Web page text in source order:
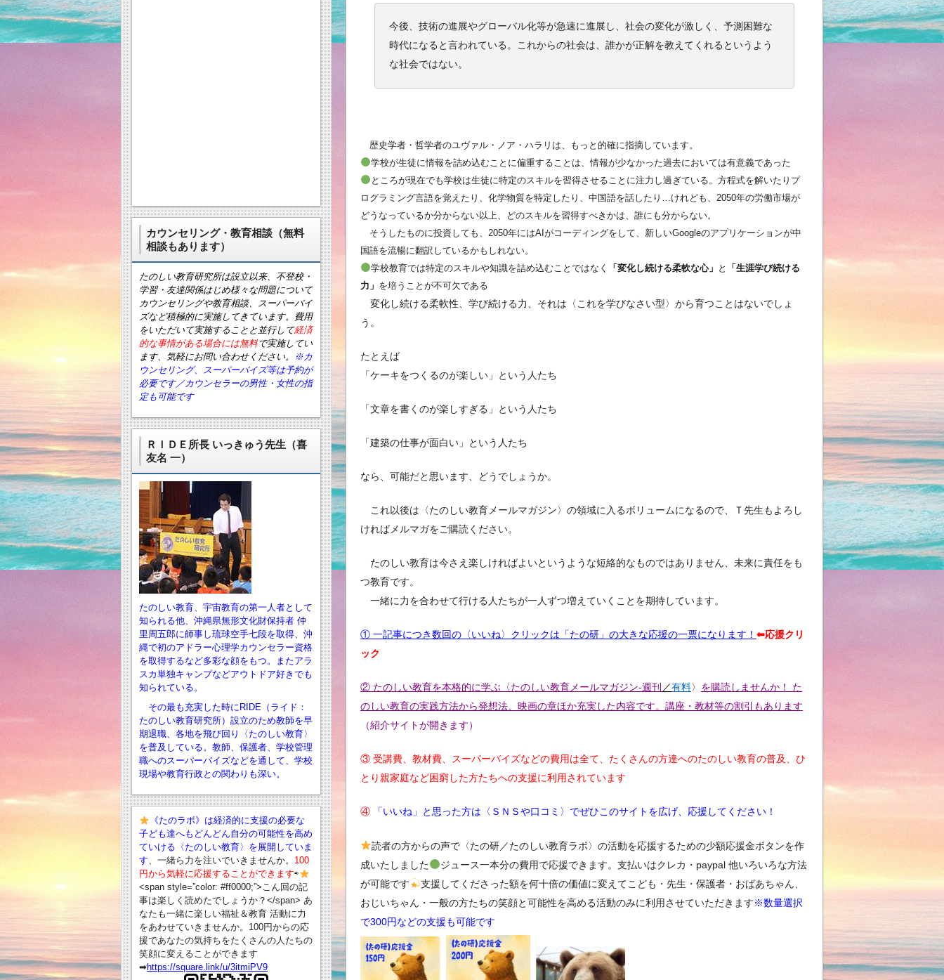
今後、技術の進展やグローバル化等が急速に進展し、社会の変化が激しく、予測困難な
時代になると言われている。これからの社会は、誰かが正解を教えてくれるというよう
な社会ではない。
歴史学者・哲学者のユヴァル・ノア・ハラリは、もっと的確に指摘しています。
学校が生徒に情報を詰め込むことに偏重することは、情報が少なかった過去においては有意義であった
ところが現在でも学校は生徒に特定のスキルを習得させることに注力し過ぎている。方程式を解いたりプ
ログラミング言語を覚えたり、化学物質を特定したり、中国語を話したり…けれども、2050年の労働市場が
どうなっているか分からない以上、どのスキルを習得すべきかは、誰にも分からない。
そうしたものに投資しても、2050年にはAIがコーディングをして、新しいGoogleのアプリケーションが中
国語を流暢に翻訳しているかもしれない。
学校教育では特定のスキルや知識を詰め込むことではなく
「変化し続ける柔軟な心」 と
「生涯学び続ける
力」 を培うことが不可欠である
変化し続ける柔軟性、学び続ける力、それは〈これを学びなさい型〉から育つことはないでしょ
う。
たとえば
「ケーキをつくるのが楽しい」という人たち
「文章を書くのが楽しすぎる」という人たち
「建築の仕事が面白い」という人たち
なら、可能だと思います、どうでしょうか。
これ以後は〈たのしい教育メールマガジン〉の領域に入るボリュームになるので、Ｔ先生もよろし
ければメルマガをご購読ください。
たのしい教育は今さえ楽しければよいというような短絡的なものではありません、未来に責任をも
つ教育です。
一緒に力を合わせて行ける人たちが一人ずつ増えていくことを期待しています。
① 一記事につき数回の〈いいね〉クリックは「たの研」の大きな応援の一票になります！ ⬅︎応援クリ
ック
② たのしい教育を本格的に学ぶ〈たのしい教育メールマガジン-週刊 ／有料〉 を購読しませんか！ た
のしい教育の実践方法から発想法、映画の章ほか充実した内容です。講座・教材等の割引もあります
（紹介サイトが開きます）
③ 受講費、教材費、スーパーバイズなどの費用は全て、たくさんの方達へのたのしい教育の普及、ひ
とり親家庭など困窮した方たちへの支援に利用されています
④ 「いいね」と思った方は〈ＳＮＳや口コミ〉でぜひこのサイトを広げ、応援してください！
読者の方からの声で〈たの研／たのしい教育ラボ〉の活動を応援するための少額応援金ボタンを作
成いたしました
ジュース一本分の費用で応援できます。支払いはクレカ・paypal 他いろいろな方法
が可能です
支援してくださった額を何十倍の価値に変えてこども・先生・保護者・おばあちゃん、
おじいちゃん・一般の方たちの笑顔と可能性を高める活動のみに利用させていただきます※数量選択
で300円などの支援も可能です
カウンセリング・教育相談（無料
相談もあります）
たのしい教育研究所は設立以来、不登校・
学習・友達関係はじめ様々な問題について
カウンセリングや教育相談、スーパーバイ
ズなど積極的に実施してきています。費用
をいただいて実施することと並行して経済
的な事情がある場合には無料で実施してい
ます、気軽にお問い合わせください。
※カ
ウンセリング、スーパーバイズ等は予約が
必要です／カウンセラーの男性・女性の指
定も可能です
ＲＩＤＥ所長 いっきゅう先生（喜
友名 一）
たのしい教育、宇宙教育の第一人者として
知られる他、沖縄県無形文化財保持者 仲
里周五郎に師事し琉球空手七段を取得、沖
縄で初のアドラー心理学カウンセラー資格
を取得するなど多彩な顔をもつ。またアラ
スカ単独キャンプなどアウトドア好きでも
知られている。
その最も充実した時にRIDE（ライド：
たのしい教育研究所）設立のため教師を早
期退職、 各地を飛び回り〈たのしい教育〉
を普及している。教師、保護者、学校管理
職へのスーパーバイズなどを通して、学校
現場や教育行政との関わりも深い。
《たのラボ》は経済的に支援の必要な
子ども達へもどんどん自分の可能性を高め
ていける〈たのしい教育〉を展開していま
す、一緒ら力を注いでいきませんか。 100
円から気軽に応援することができます⇨
<span style=”color: #ff0000;”>こん回の記
事は楽しく読めたでしょうか？</span> あ
なたも一緒に楽しい福祉＆教育 活動に力
をあわせていきませんか。100円からの応
援であなたの気持ちをたくさんの人たちの
笑顔に変えることができます
➡︎https://square.link/u/3itmiPV9